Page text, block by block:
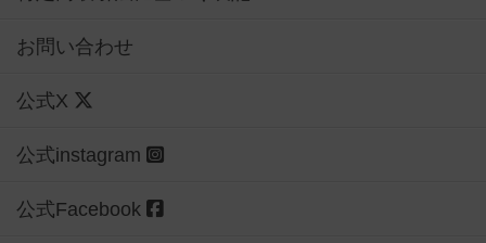
お問い合わせ
公式X
公式instagram
公式Facebook